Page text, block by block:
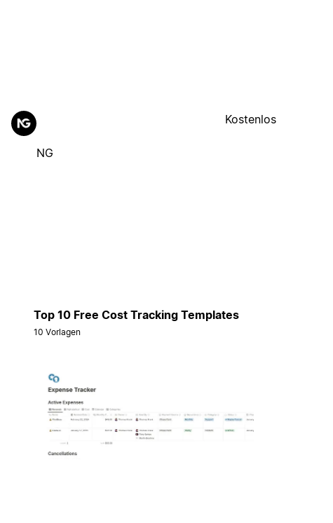
NG
Kostenlos
Top 10 Free Cost Tracking Templates
10 Vorlagen